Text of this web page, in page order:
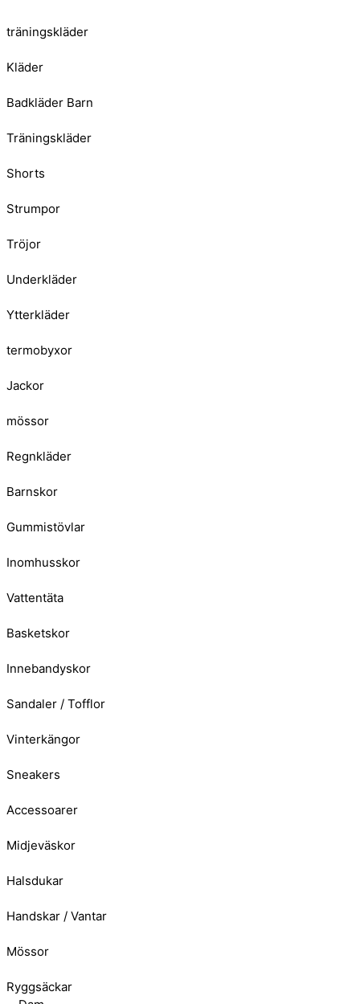
träningskläder
Kläder
Badkläder Barn
Träningskläder
Shorts
Strumpor
Tröjor
Underkläder
Ytterkläder
termobyxor
Jackor
mössor
Regnkläder
Barnskor
Gummistövlar
Inomhusskor
Vattentäta
Basketskor
Innebandyskor
Sandaler / Tofflor
Vinterkängor
Sneakers
Accessoarer
Midjeväskor
Halsdukar
Handskar / Vantar
Mössor
Ryggsäckar